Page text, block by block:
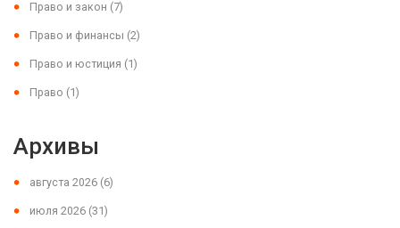
Право и закон (7)
Право и финансы (2)
Право и юстиция (1)
Право (1)
Архивы
августа 2026 (6)
июля 2026 (31)